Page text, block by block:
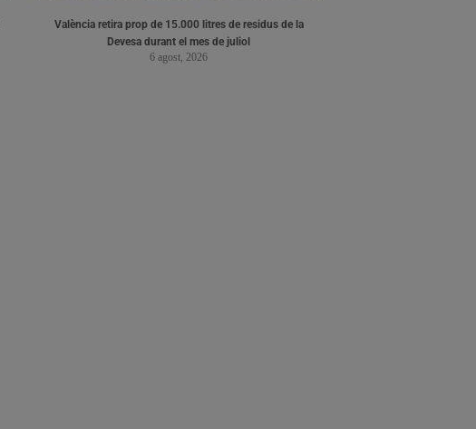
València retira prop de 15.000 litres de residus de la
Devesa durant el mes de juliol
6 agost, 2026